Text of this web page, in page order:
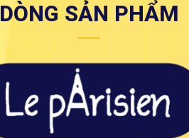
DÒNG SẢN PHẨM